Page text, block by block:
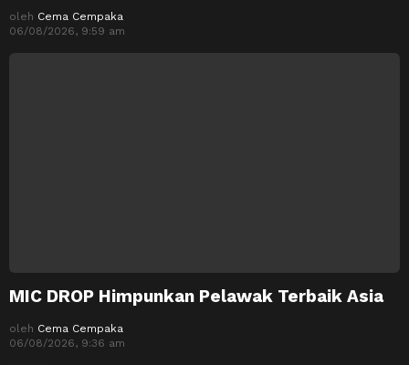
oleh Cema Cempaka
06/08/2026, 9:59 am
MIC DROP Himpunkan Pelawak Terbaik Asia
oleh Cema Cempaka
06/08/2026, 9:36 am